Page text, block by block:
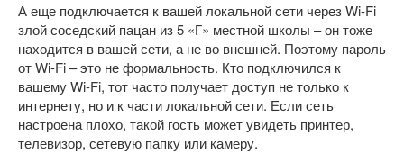
А еще подключается к вашей локальной сети через Wi-Fi
злой соседский пацан из 5 «Г» местной школы – он тоже
находится в вашей сети, а не во внешней. Поэтому пароль
от Wi-Fi – это не формальность. Кто подключился к
вашему Wi-Fi, тот часто получает доступ не только к
интернету, но и к части локальной сети. Если сеть
настроена плохо, такой гость может увидеть принтер,
телевизор, сетевую папку или камеру.